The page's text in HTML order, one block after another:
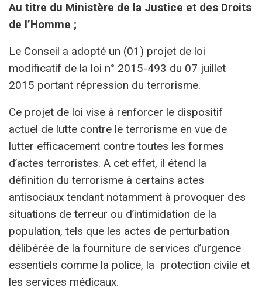
Au titre du Ministère de la Justice et des Droits
de l’Homme ;
Le Conseil a adopté un (01) projet de loi
modificatif de la loi n° 2015-493 du 07 juillet
2015 portant répression du terrorisme.
Ce projet de loi vise à renforcer le dispositif
actuel de lutte contre le terrorisme en vue de
lutter efficacement contre toutes les formes
d’actes terroristes. A cet effet, il étend la
définition du terrorisme à certains actes
antisociaux tendant notamment à provoquer des
situations de terreur ou d’intimidation de la
population, tels que les actes de perturbation
délibérée de la fourniture de services d’urgence
essentiels comme la police, la protection civile et
les services médicaux.